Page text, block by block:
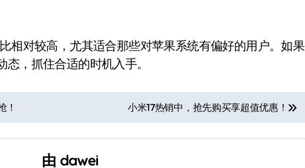
对较高，尤其适合那些对苹果系统有偏好的用户。如果
，抓住合适的时机入手。
！ 小米17热销中，抢先购买享超值优惠！
由 dawei